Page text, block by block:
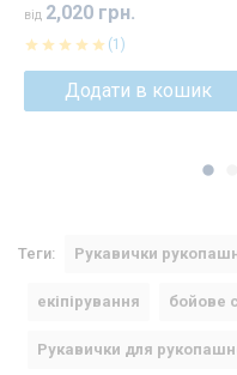
від 2,020 грн.
(1)
Додати в кошик
Теги: Рукавички
екіпірування бойове
Рукавички для